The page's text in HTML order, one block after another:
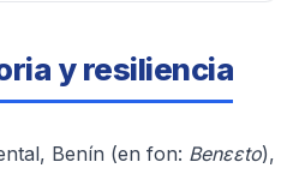
y resiliencia
Benín (en fon: Benɛɛto),